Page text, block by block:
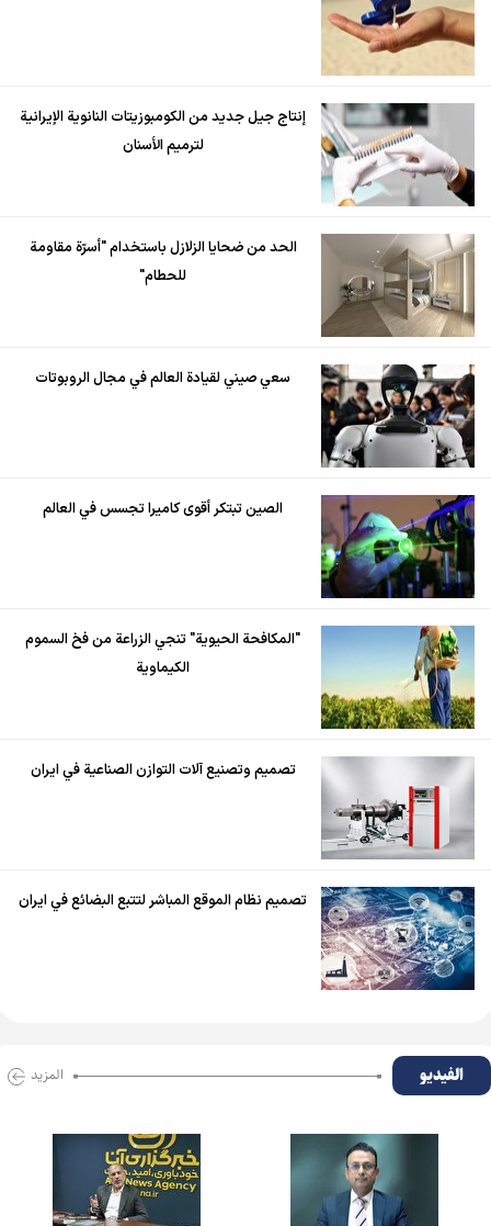
إنتاج جيل جديد من الكومبوزيتات النانوية الإيرانية
لترميم الأسنان
الحد من ضحايا الزلازل باستخدام "أسرّة مقاومة
للحطام"
سعي صيني لقيادة العالم في مجال الروبوتات
الصين تبتكر أقوى كاميرا تجسس في العالم
"المكافحة الحيوية" تنجي الزراعة من فخ السموم
الكيماوية
تصميم وتصنيع آلات التوازن الصناعية في ايران
تصميم نظام الموقع المباشر لتتبع البضائع في ايران
الفیدیو المزید